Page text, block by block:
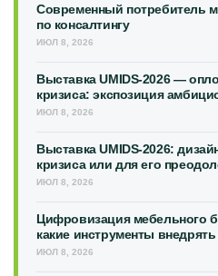
Современный потребитель
по консалтингу
ИЮЛ 8, 2026
Выставка UMIDS-2026 —
кризиса: экспозиция
ИЮЛ 8, 2026
Выставка UMIDS-2026:
кризиса или для его
ИЮЛ 8, 2026
Цифровизация мебельного
какие инструменты внедрять
ИЮЛ 8, 2026